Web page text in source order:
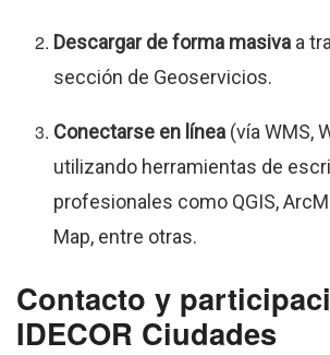
Descargar de forma masiva a
sección de Geoservicios.
Conectarse en línea (vía WMS,
utilizando herramientas de
profesionales como QGIS,
Map, entre otras.
Contacto y
IDECOR Ciudades